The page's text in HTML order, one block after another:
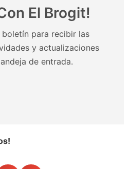
El Brogit!
para recibir las
y actualizaciones
de entrada.